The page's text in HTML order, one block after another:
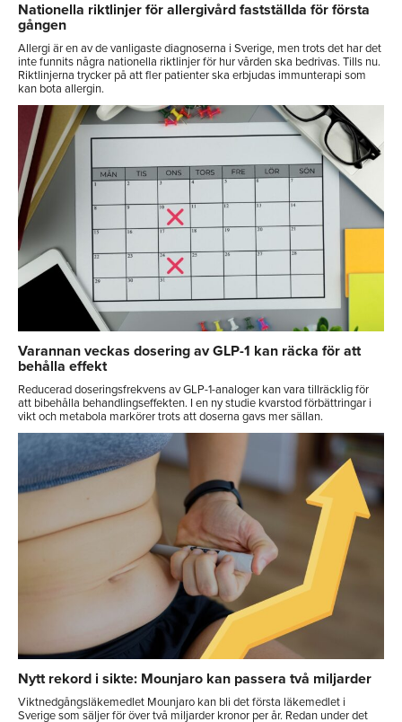
Nationella riktlinjer för allergivård fastställda för första
gången
Allergi är en av de vanligaste diagnoserna i Sverige, men trots det har det
inte funnits några nationella riktlinjer för hur vården ska bedrivas. Tills nu.
Riktlinjerna trycker på att fler patienter ska erbjudas immunterapi som
kan bota allergin.
Varannan veckas dosering av GLP-1 kan räcka för att
behålla effekt
Reducerad doseringsfrekvens av GLP-1-analoger kan vara tillräcklig för
att bibehålla behandlingseffekten. I en ny studie kvarstod förbättringar i
vikt och metabola markörer trots att doserna gavs mer sällan.
Nytt rekord i sikte: Mounjaro kan passera två miljarder
Viktnedgångsläkemedlet Mounjaro kan bli det första läkemedlet i
Sverige som säljer för över två miljarder kronor per år. Redan under det